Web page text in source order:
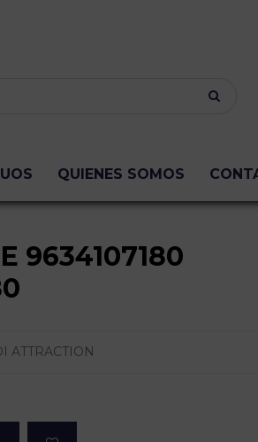
QUIENES SOMOS
9634107180
ATTRACTION